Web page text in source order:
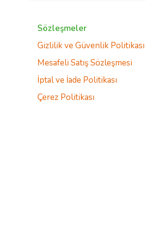
Sözleşmeler
Gizlilik ve Güvenlik Politikası
Mesafeli Satış Sözleşmesi
İptal ve İade Politikası
Çerez Politikası